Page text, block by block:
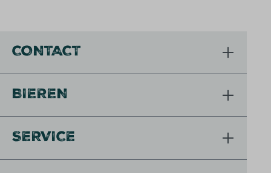
CONTACT
BIEREN
SERVICE